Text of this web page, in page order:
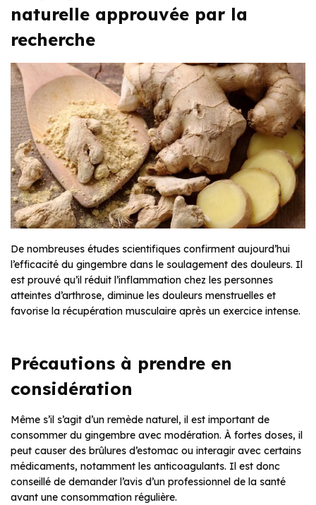
naturelle approuvée par la
recherche
De nombreuses études scientifiques confirment aujourd’hui
l’efficacité du gingembre dans le soulagement des douleurs. Il
est prouvé qu’il réduit l’inflammation chez les personnes
atteintes d’arthrose, diminue les douleurs menstruelles et
favorise la récupération musculaire après un exercice intense.
Précautions à prendre en
considération
Même s’il s’agit d’un remède naturel, il est important de
consommer du gingembre avec modération. À fortes doses, il
peut causer des brûlures d’estomac ou interagir avec certains
médicaments, notamment les anticoagulants. Il est donc
conseillé de demander l’avis d’un professionnel de la santé
avant une consommation régulière.